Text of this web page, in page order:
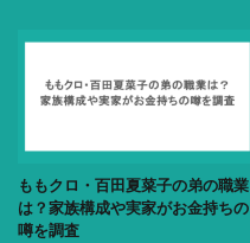
ももクロ・百田夏菜子の弟の職業
は？家族構成や実家がお金持ちの
噂を調査